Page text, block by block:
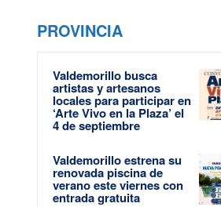
PROVINCIA
Valdemorillo busca
artistas y artesanos
locales para participar en
‘Arte Vivo en la Plaza’ el
4 de septiembre
Valdemorillo estrena su
renovada piscina de
verano este viernes con
entrada gratuita